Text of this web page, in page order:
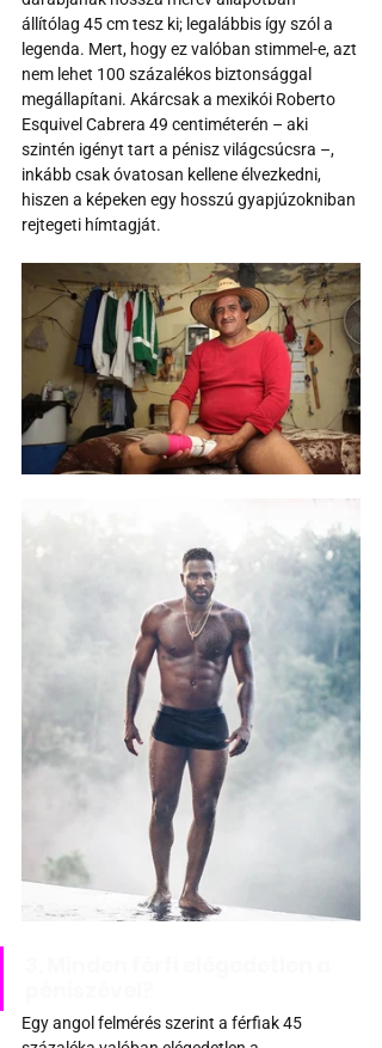
állítólag 45 cm tesz ki; legalábbis így szól a
legenda. Mert, hogy ez valóban stimmel-e, azt
nem lehet 100 százalékos biztonsággal
megállapítani. Akárcsak a mexikói Roberto
Esquivel Cabrera 49 centiméterén – aki
szintén igényt tart a pénisz világcsúcsra –,
inkább csak óvatosan kellene élvezkedni,
hiszen a képeken egy hosszú gyapjúzokniban
rejtegeti hímtagját.
Egy angol felmérés szerint a férfiak 45